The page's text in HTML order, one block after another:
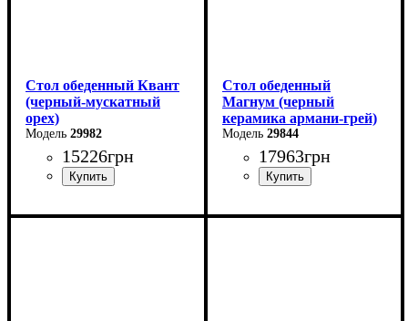
Стол обеденный Квант
(черный-мускатный
орех)
29982
15226грн
Длина - 160 (+60) см
Стол обеденный
Магнум (черный
керамика армани-грей)
29844
17963грн
Ширина: 180 (+80) см